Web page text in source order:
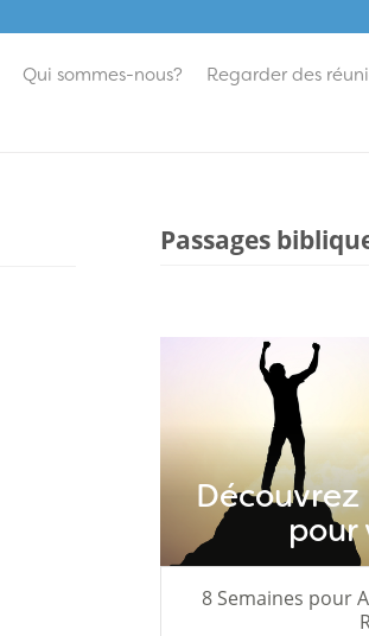
Qui sommes-nous?
Regarder des
Passages
pour
8 Semaines pour